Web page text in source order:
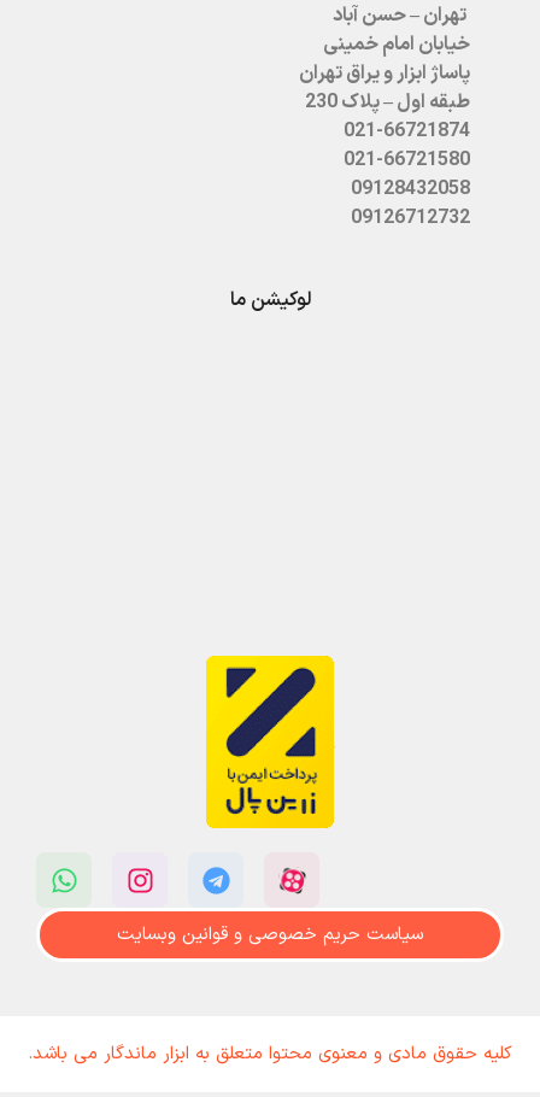
تهران – حسن آباد
خیابان امام خمینی
پاساژ ابزار و یراق تهران
طبقه اول – پلاک 230
021-66721874
021-66721580
09128432058
09126712732
لوکیشن ما
سیاست حریم خصوصی و قوانین وبسایت
کلیه حقوق مادی و معنوی محتوا متعلق به ابزار ماندگار می باشد.